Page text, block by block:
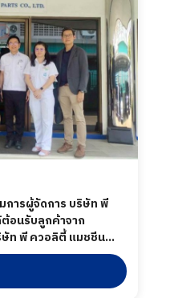
ารผู้จัดการ บริษัท พี
อนรับลูกค้าจาก
ต่าง ๆ รวมถึงการเข้า
องโรงงาน และห้อง
ษายน 2569